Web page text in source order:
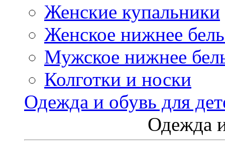
Женские купальники
Женское нижнее
Мужское нижнее
Колготки и носки
Одежда и обувь для
Одежда